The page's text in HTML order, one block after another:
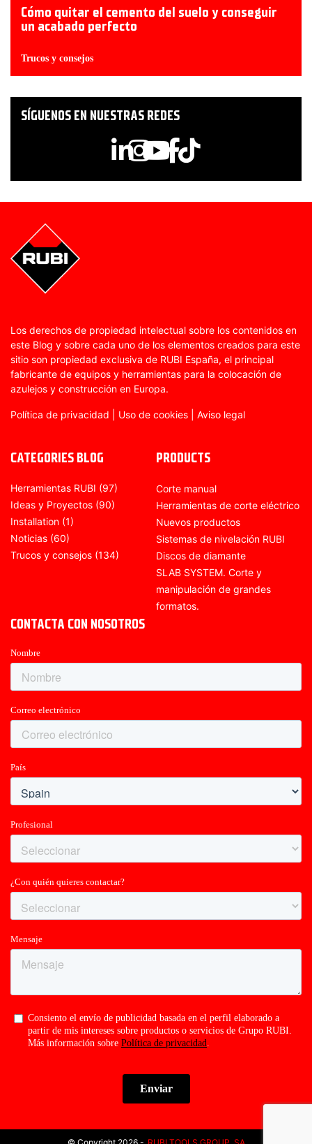
Cómo quitar el cemento del suelo y conseguir
un acabado perfecto
Trucos y consejos
SÍGUENOS EN NUESTRAS REDES
Los derechos de propiedad intelectual sobre los contenidos en
este Blog y sobre cada uno de los elementos creados para este
sitio son propiedad exclusiva de RUBI España, el principal
fabricante de equipos y herramientas para la colocación de
azulejos y construcción en Europa.
Política de privacidad Uso de cookies Aviso legal
CATEGORIES BLOG
Herramientas RUBI (97)
Ideas y Proyectos (90)
Installation (1)
Noticias (60)
Trucos y consejos (134)
PRODUCTS
Corte manual
Herramientas de corte eléctrico
Nuevos productos
Sistemas de nivelación RUBI
Discos de diamante
SLAB SYSTEM. Corte y
manipulación de grandes
formatos.
CONTACTA CON NOSOTROS